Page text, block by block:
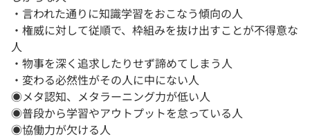
・言われた通りに知識学習をおこなう傾向の人
・権威に対して従順で、枠組みを抜け出すことが不得意な
人
・物事を深く追求したりせず諦めてしまう人
・変わる必然性がその人に中にない人
◉メタ認知、メタラーニング力が低い人
◉普段から学習やアウトプットを怠っている人
◉協働力が欠ける人